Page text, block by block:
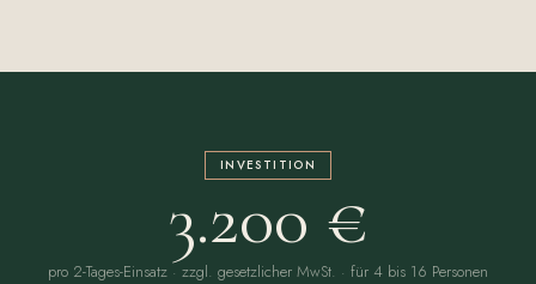
INVESTITION
3.200 €
pro 2-Tages-Einsatz · zzgl. gesetzlicher MwSt. · für 4 bis 16 Personen